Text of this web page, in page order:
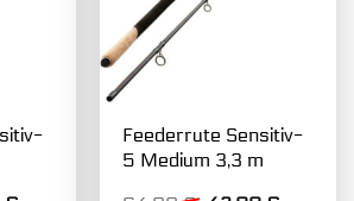
Feederrute Sensitiv-
5 Medium 3,3 m